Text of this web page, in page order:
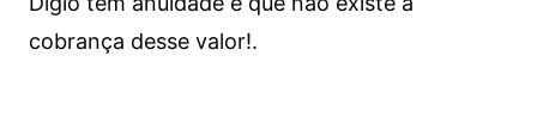
cobrança desse valor!.